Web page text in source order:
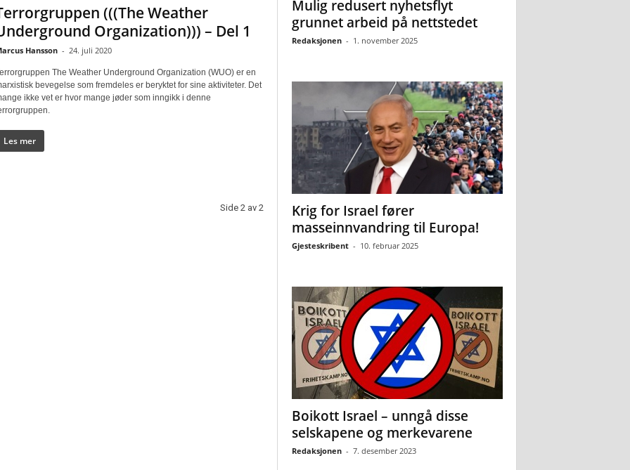
(((The Weather
Organization))) – Del 1
Hansson - 24. juli 2020
The Weather Underground Organization (WUO) er en
bevegelse som fremdeles er beryktet for sine aktiviteter. Det
ikke vet er hvor mange jøder som inngikk i denne
Les mer
Side 2 av 2
Mulig redusert nyhetsflyt
grunnet arbeid på nettstedet
Redaksjonen - 1. november 2025
Krig for Israel fører
masseinnvandring til Europa!
Gjesteskribent - 10. februar 2025
Boikott Israel – unngå disse
selskapene og merkevarene
Redaksjonen - 7. desember 2023